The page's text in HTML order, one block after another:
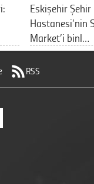
Eskişehir Şehir
Hastanesi’nin
Market’i binl…
RSS